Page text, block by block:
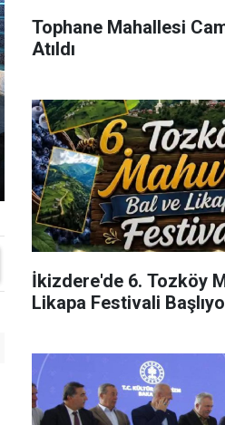
Tophane Mahallesi
Atıldı
İkizdere'de 6. Tozköy
Likapa Festivali